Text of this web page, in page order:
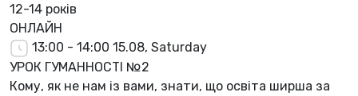
12-14 років
ОНЛАЙН
13:00 - 14:00 15.08, Saturday
УРОК ГУМАННОСТІ №2
Кому, як не нам із вами, знати, що освіта ширша за